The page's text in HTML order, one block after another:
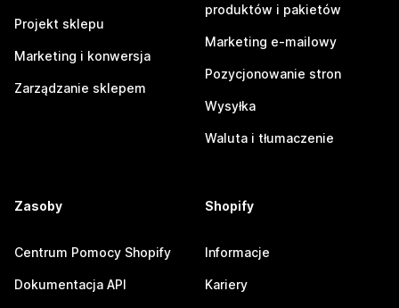
Projekt sklepu
Marketing i konwersja
Zarządzanie sklepem
produktów i pakietów
Marketing e-mailowy
Pozycjonowanie stron
Wysyłka
Waluta i tłumaczenie
Zasoby
Centrum Pomocy Shopify
Dokumentacja API
Shopify
Informacje
Kariery